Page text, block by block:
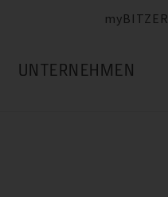
myBITZER
UNTERNEHMEN